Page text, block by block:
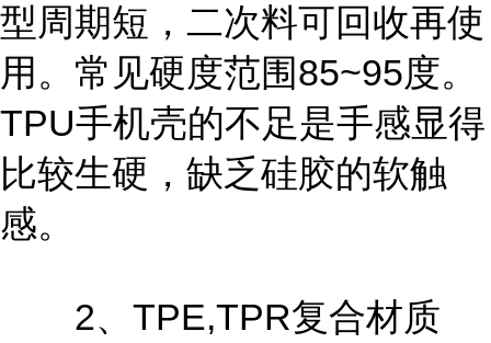
型周期短，二次料可回收再使
用。常见硬度范围85~95度。
TPU手机壳的不足是手感显得
比较生硬，缺乏硅胶的软触
感。
2、TPE,TPR复合材质